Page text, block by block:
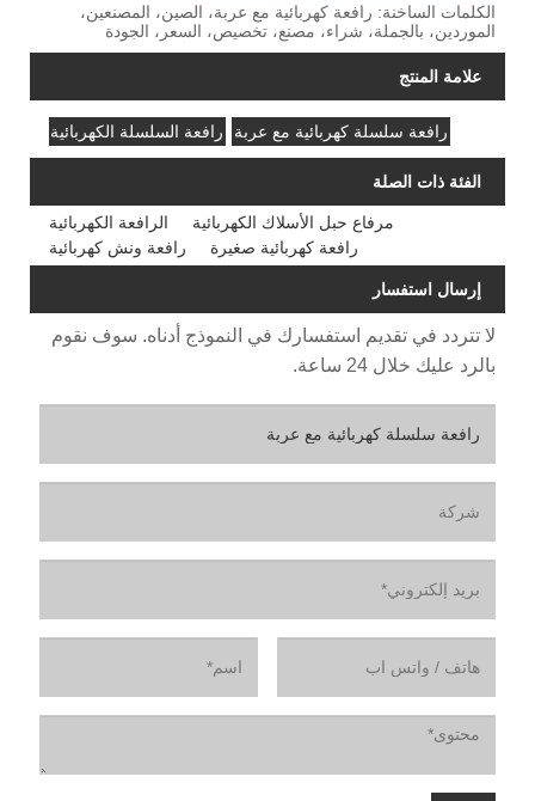
الكلمات الساخنة: رافعة كهربائية مع عربة، الصين، المصنعين،
الموردين، بالجملة، شراء، مصنع، تخصيص، السعر، الجودة
علامة المنتج
رافعة السلسلة الكهربائية رافعة سلسلة كهربائية مع عربة
الفئة ذات الصلة
الرافعة الكهربائية
مرفاع حبل الأسلاك الكهربائية
رافعة ونش كهربائية
رافعة كهربائية صغيرة
إرسال استفسار
لا تتردد في تقديم استفسارك في النموذج أدناه. سوف نقوم
بالرد عليك خلال 24 ساعة.